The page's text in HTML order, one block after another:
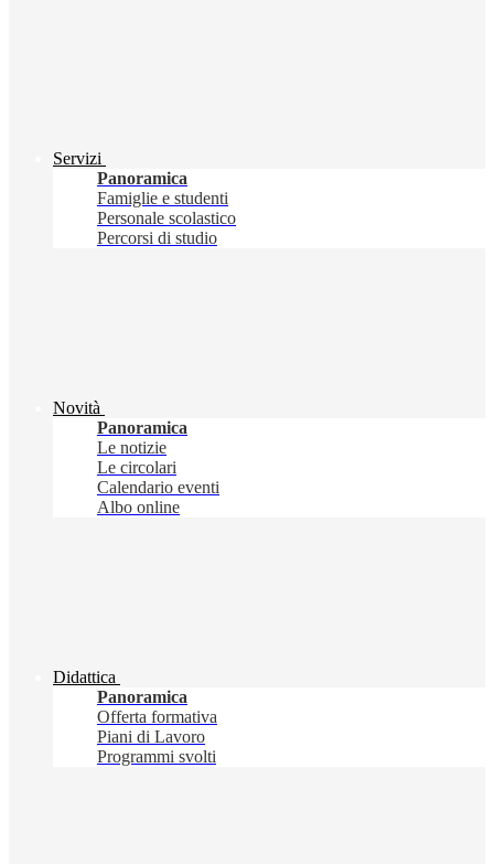
Servizi
Panoramica
Famiglie e studenti
Personale scolastico
Percorsi di studio
Novità
Panoramica
Le notizie
Le circolari
Calendario eventi
Albo online
Didattica
Panoramica
Offerta formativa
Piani di Lavoro
Programmi svolti